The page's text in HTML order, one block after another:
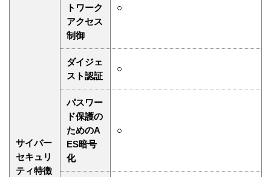
サイバー
セキュリ
ティ特徴
トワーク
アクセス
制御
○
ダイジェ
スト認証
○
パスワー
ド保護の
ためのA
ES暗号
化
○